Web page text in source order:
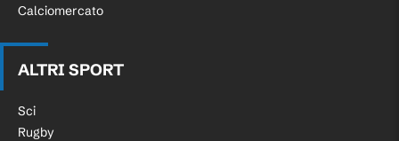
Calciomercato
ALTRI SPORT
Sci
Rugby